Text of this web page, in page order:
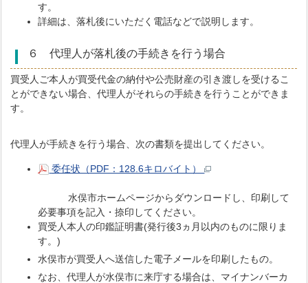
す。
詳細は、落札後にいただく電話などで説明します。
６ 代理人が落札後の手続きを行う場合
買受人ご本人が買受代金の納付や公売財産の引き渡しを受けるこ
とができない場合、代理人がそれらの手続きを行うことができま
す。
代理人が手続きを行う場合、次の書類を提出してください。
委任状（PDF：128.6キロバイト）
水俣市ホームページからダウンロードし、印刷して
必要事項を記入・捺印してください。
買受人本人の印鑑証明書(発行後3ヵ月以内のものに限りま
す。)
水俣市が買受人へ送信した電子メールを印刷したもの。
なお、代理人が水俣市に来庁する場合は、マイナンバーカ